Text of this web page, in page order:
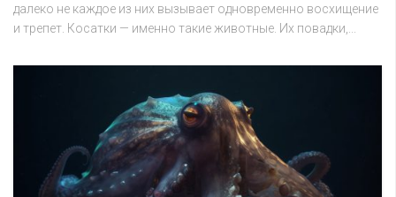
далеко не каждое из них вызывает одновременно восхищение
и трепет. Косатки — именно такие животные. Их повадки,...